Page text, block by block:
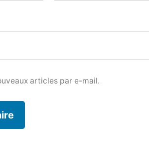
articles par e-mail.